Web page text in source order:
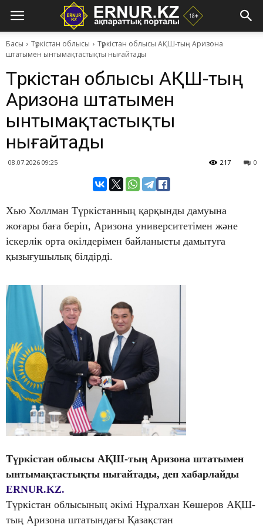
Басы Түркістан облысы
Түркістан облысы АҚШ-тың Аризона
штатымен ынтымақтастықты нығайтады
Түркістан облысы АҚШ-тың
Аризона штатымен
ынтымақтастықты
нығайтады
08.07.2026 09:25 0
217
Хью Холлман Түркістанның қарқынды дамуына
жоғары баға беріп, Аризона университетімен және
іскерлік орта өкілдерімен байланысты дамытуға
қызығушылық білдірді.
Түркістан облысы АҚШ-тың Аризона штатымен
ынтымақтастықты нығайтады, деп хабарлайды
ERNUR.KZ.
Түркістан облысының әкімі Нұралхан Көшеров АҚШ-
тың Аризона штатындағы Қазақстан